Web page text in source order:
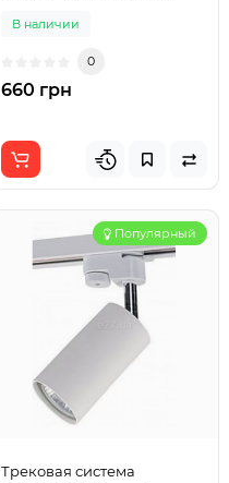
В наличии
0
660 грн
Популярный
Трековая система